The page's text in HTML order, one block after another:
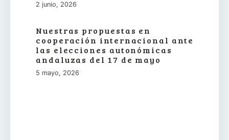
2 junio, 2026
Nuestras propuestas en
cooperación internacional ante
las elecciones autonómicas
andaluzas del 17 de mayo
5 mayo, 2026